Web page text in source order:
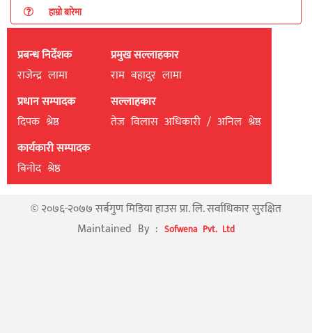
हाम्रो बारेमा
प्रबन्ध निर्देशक
राजेन्द्र लामा
प्रधान सम्पादक
दिपक श्रेष्ठ
कार्यकारी सम्पादक
बिनाेद श्रेष्ठ
प्रमुख सल्लाहकार
राम बहादुर लामा
सल्लाहकार
तेज विलास अधिकारी / अनिल श्रेष्ठ
© २०७६-२०७७ सर्बगुण मिडिया हाउस प्रा. लि. सर्वाधिकार सुरक्षित
Maintained By : Sofwena Pvt. Ltd